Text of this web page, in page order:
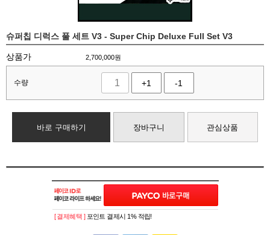
슈퍼칩 디럭스 풀 세트 V3 - Super Chip Deluxe Full Set V3
상품가 2,700,000원
수량 +1 -1
바로 구매하기 장바구니 관심상품
[ 결제혜택 ] 포인트 결제시 1% 적립!